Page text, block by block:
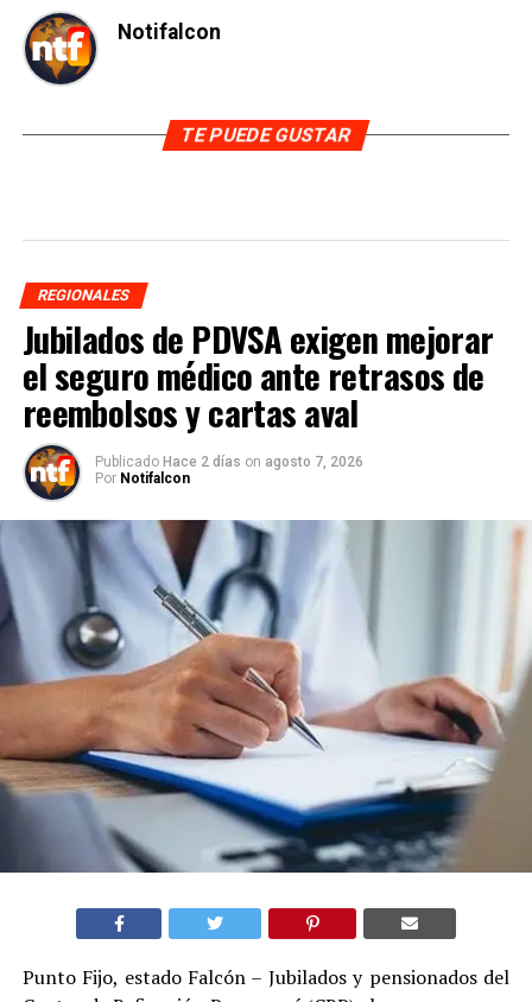
Notifalcon
TE PUEDE GUSTAR
REGIONALES
Jubilados de PDVSA exigen mejorar
el seguro médico ante retrasos de
reembolsos y cartas aval
Publicado Hace 2 días on agosto 7, 2026
Por Notifalcon
Punto Fijo, estado Falcón – Jubilados y pensionados del